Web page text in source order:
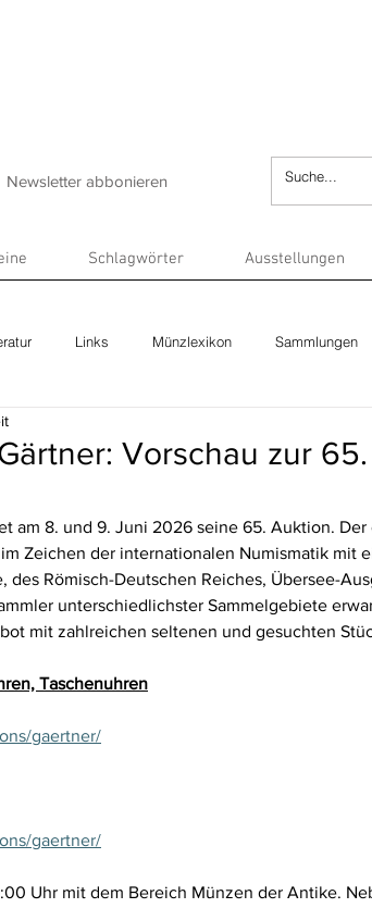
Newsletter abbonieren
Schlagwörter Ausstellungen
Links Münzlexikon Sammlungen
Vorschau zur 65.
am 8. und 9. Juni 2026 seine 65. Auktion. Der
Zeichen der internationalen Numismatik mit
Römisch-Deutschen Reiches, Übersee-
unterschiedlichster Sammelgebiete
mit zahlreichen seltenen und gesuchten
Taschenuhren
gaertner/
gaertner/
Uhr mit dem Bereich Münzen der Antike.